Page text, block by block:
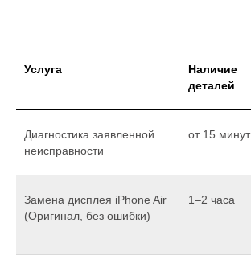
Услуга
Наличие
деталей
Диагностика заявленной
неисправности
от 15 минут
Замена дисплея iPhone Air
(Оригинал, без ошибки)
1–2 часа